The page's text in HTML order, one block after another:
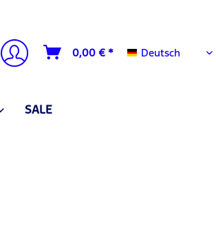
0,00 € * Deutsch
Deutsch
SALE